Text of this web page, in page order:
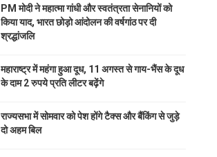
PM मोदी ने महात्मा गांधी और स्वतंत्रता सेनानियों को
किया याद, भारत छोड़ो आंदोलन की वर्षगांठ पर दी
श्रद्धांजलि
महाराष्ट्र में महंगा हुआ दूध, 11 अगस्त से गाय-भैंस के दूध
के दाम 2 रुपये प्रति लीटर बढ़ेंगे
राज्यसभा में सोमवार को पेश होंगे टैक्स और बैंकिंग से जुड़े
दो अहम बिल